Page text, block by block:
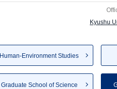
Kyushu
Human-Environment Studies
Graduate School of Science